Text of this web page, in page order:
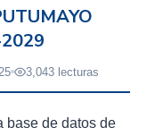
3,043 lecturas
base de datos de